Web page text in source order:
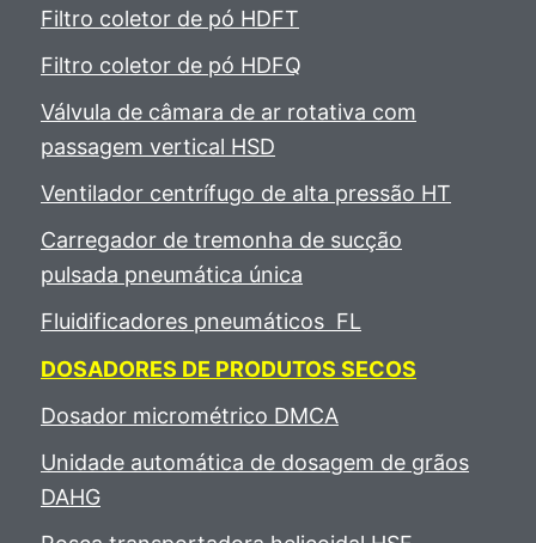
Filtro coletor de pó HDFT
Filtro coletor de pó HDFQ
Válvula de câmara de ar rotativa com
passagem vertical HSD
Ventilador centrífugo de alta pressão HT
Carregador de tremonha de sucção
pulsada pneumática única
Fluidificadores pneumáticos FL
DOSADORES DE PRODUTOS SECOS
Dosador micrométrico DMCA
Unidade automática de dosagem de grãos
DAHG